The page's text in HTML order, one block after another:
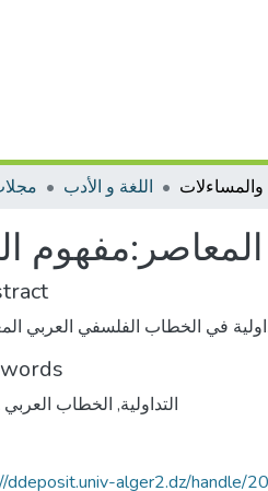
اللغة و الأدب
التداولية, الخطاب العربي
ddeposit.univ-alger2.dz/handle/